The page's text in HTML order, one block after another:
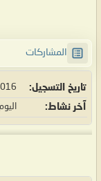
المشاركات
تاريخ التسجيل
آخر نشاط